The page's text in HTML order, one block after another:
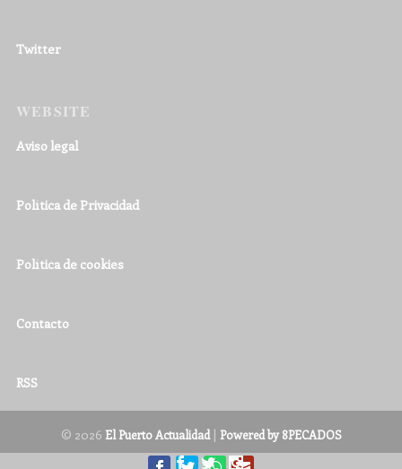
Twitter
WEBSITE
Aviso legal
Política de Privacidad
Política de cookies
Contacto
RSS
© 2026 El Puerto Actualidad| Powered by 8PECADOS